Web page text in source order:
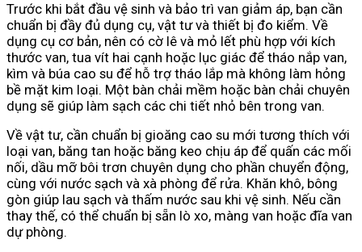
Trước khi bắt đầu vệ sinh và bảo trì van giảm áp, bạn cần
chuẩn bị đầy đủ dụng cụ, vật tư và thiết bị đo kiểm. Về
dụng cụ cơ bản, nên có cờ lê và mỏ lết phù hợp với kích
thước van, tua vít hai cạnh hoặc lục giác để tháo nắp van,
kìm và búa cao su để hỗ trợ tháo lắp mà không làm hỏng
bề mặt kim loại. Một bàn chải mềm hoặc bàn chải chuyên
dụng sẽ giúp làm sạch các chi tiết nhỏ bên trong van.
Về vật tư, cần chuẩn bị gioăng cao su mới tương thích với
loại van, băng tan hoặc băng keo chịu áp để quấn các mối
nối, dầu mỡ bôi trơn chuyên dụng cho phần chuyển động,
cùng với nước sạch và xà phòng để rửa. Khăn khô, bông
gòn giúp lau sạch và thấm nước sau khi vệ sinh. Nếu cần
thay thế, có thể chuẩn bị sẵn lò xo, màng van hoặc đĩa van
dự phòng.